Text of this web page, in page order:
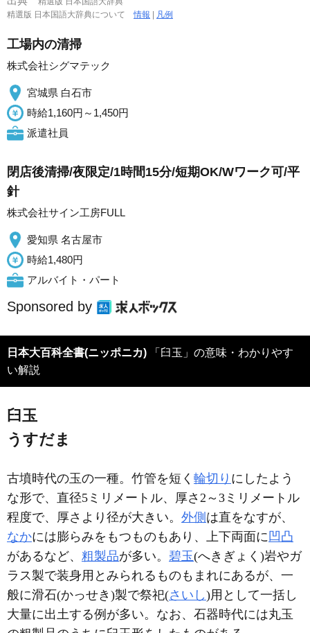
精選版 日本国語大辞典について情報 凡例
工場内の清掃
株式会社シグマテック
宮城県 白石市
時給1,160円～1,450円
派遣社員
閉店後清掃/夜限定/1時間15分/短期OK/Wワーク可/平
針
株式会社サイン工房FULL
愛知県 名古屋市
時給1,480円
アルバイト・パート
Sponsored by
日本大百科全書(ニッポニカ)
い解説
臼玉
うすだま
古墳時代の玉の一種。竹管を短く 輪切り にしたよう
な形で、直径5ミリメートル、厚さ2～3ミリメートル
程度で、厚さより径が大きい。 外側 は直をなすが、
なかには膨らみをもつものもあり、上下両面に凹凸
があるなど、 粗製品が多い。 碧玉(へきぎょく)岩やガ
ラス製で装身用とみられるものもまれにあるが、一
般に滑石(かっせき)製で祭祀(さいし)用として一括し
大量に出土する例が多い。なお、石器時代には丸玉